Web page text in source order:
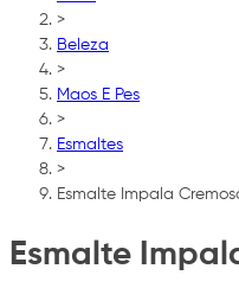
>
Beleza
>
Maos E Pes
>
Esmaltes
>
Esmalte Impala
Esmalte